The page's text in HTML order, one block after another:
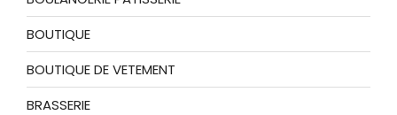
BOUTIQUE
BOUTIQUE DE VETEMENT
BRASSERIE